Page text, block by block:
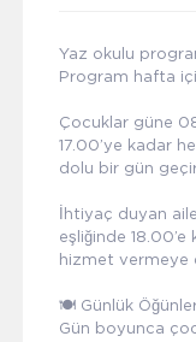
Yaz okulu
Program hafta
Çocuklar güne
17.00’ye kadar
dolu bir gün
İhtiyaç duyan
eşliğinde
hizmet vermeye
🍽️ Günlük
Gün boyunca